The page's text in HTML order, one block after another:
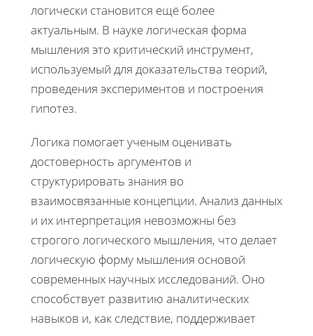
логически становится ещё более
актуальным. В науке логическая форма
мышления это критический инструмент,
используемый для доказательства теорий,
проведения экспериментов и построения
гипотез.
Логика помогает ученым оценивать
достоверность аргументов и
структурировать знания во
взаимосвязанные концепции. Анализ данных
и их интерпретация невозможны без
строгого логического мышления, что делает
логическую форму мышления основой
современных научных исследований. Оно
способствует развитию аналитических
навыков и, как следствие, поддерживает